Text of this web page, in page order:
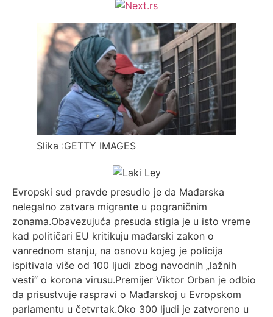
Slika :GETTY IMAGES
Evropski sud pravde presudio je da Mađarska
nelegalno zatvara migrante u pograničnim
zonama.Obavezujuća presuda stigla je u isto vreme
kad političari EU kritikuju mađarski zakon o
vanrednom stanju, na osnovu kojeg je policija
ispitivala više od 100 ljudi zbog navodnih „lažnih
vesti“ o korona virusu.Premijer Viktor Orban je odbio
da prisustvuje raspravi o Mađarskoj u Evropskom
parlamentu u četvrtak.Oko 300 ljudi je zatvoreno u